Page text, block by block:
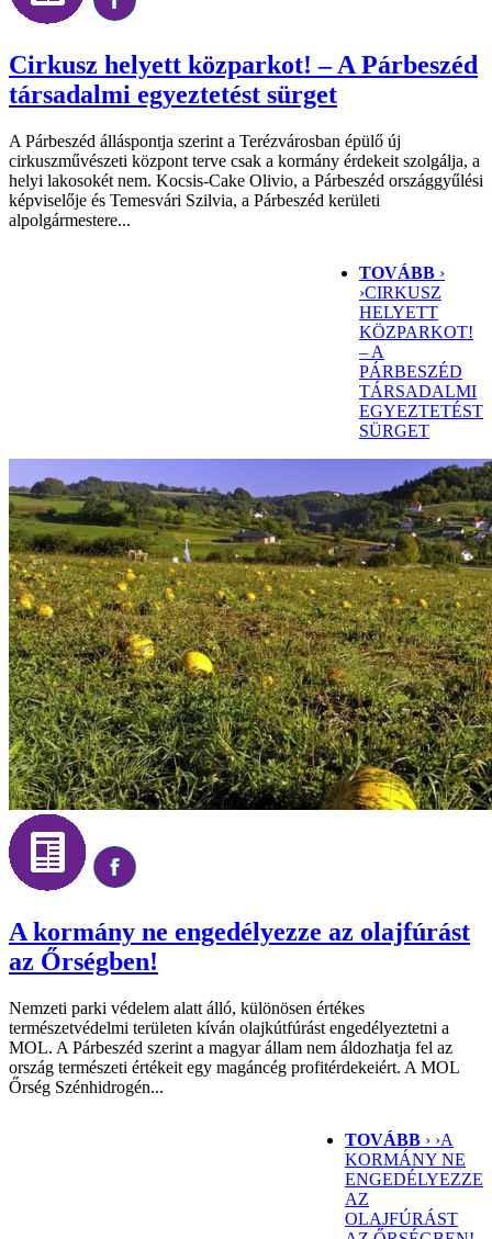
Cirkusz helyett közparkot! – A Párbeszéd
társadalmi egyeztetést sürget
A Párbeszéd álláspontja szerint a Terézvárosban épülő új
cirkuszművészeti központ terve csak a kormány érdekeit szolgálja, a
helyi lakosokét nem. Kocsis-Cake Olivio, a Párbeszéd országgyűlési
képviselője és Temesvári Szilvia, a Párbeszéd kerületi
alpolgármestere...
TOVÁBB ›
›CIRKUSZ
HELYETT
KÖZPARKOT!
– A
PÁRBESZÉD
TÁRSADALMI
EGYEZTETÉST
SÜRGET
A kormány ne engedélyezze az olajfúrást
az Őrségben!
Nemzeti parki védelem alatt álló, különösen értékes
természetvédelmi területen kíván olajkútfúrást engedélyeztetni a
MOL. A Párbeszéd szerint a magyar állam nem áldozhatja fel az
ország természeti értékeit egy magáncég profitérdekeiért. A MOL
Őrség Szénhidrogén...
TOVÁBB › ›A
KORMÁNY NE
ENGEDÉLYEZZE
AZ
OLAJFÚRÁST